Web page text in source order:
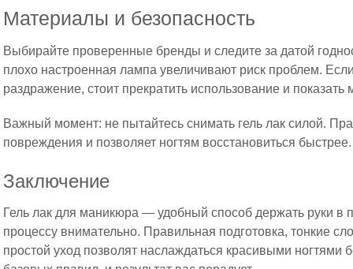
Материалы и безопасность
Выбирайте проверенные бренды и следите за датой
плохо настроенная лампа увеличивают риск проблем.
раздражение, стоит прекратить использование и показать
Важный момент: не пытайтесь снимать гель лак силой.
повреждения и позволяет ногтям восстановиться быстрее.
Заключение
Гель лак для маникюра — удобный способ держать руки в
процессу внимательно. Правильная подготовка, тонкие
простой уход позволят наслаждаться красивыми ногтями